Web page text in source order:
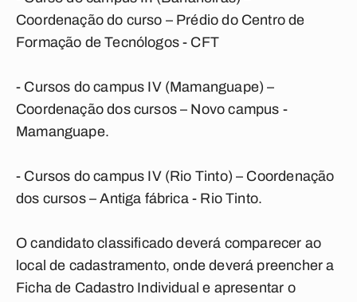
Coordenação do curso – Prédio do Centro de
Formação de Tecnólogos - CFT
- Cursos do campus IV (Mamanguape) –
Coordenação dos cursos – Novo campus -
Mamanguape.
- Cursos do campus IV (Rio Tinto) – Coordenação
dos cursos – Antiga fábrica - Rio Tinto.
O candidato classificado deverá comparecer ao
local de cadastramento, onde deverá preencher a
Ficha de Cadastro Individual e apresentar o